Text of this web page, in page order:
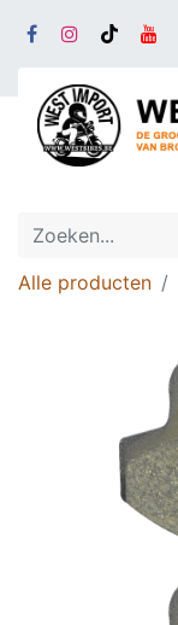
Alle producten